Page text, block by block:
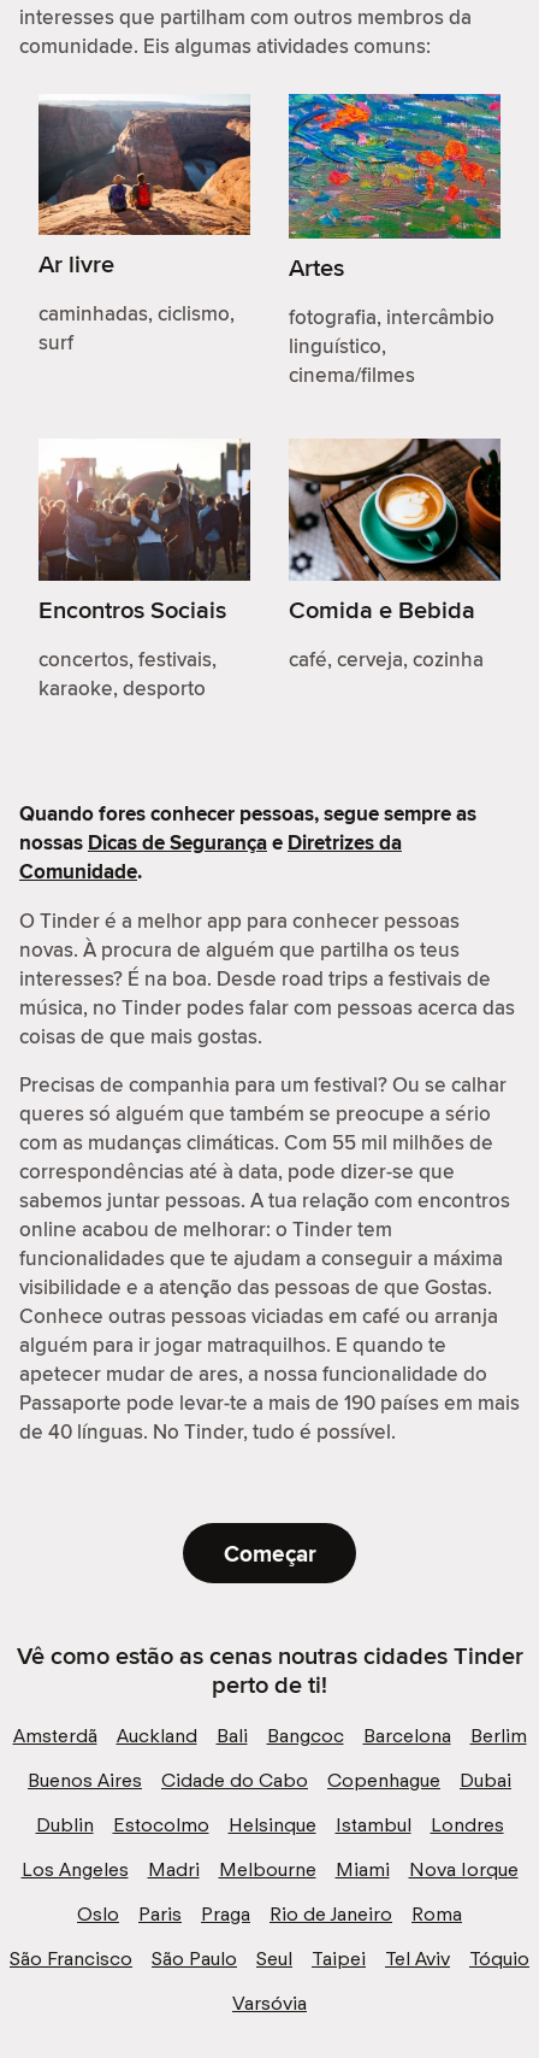
interesses que partilham com outros membros da
comunidade. Eis algumas atividades comuns:
Ar livre
caminhadas, ciclismo,
surf
Artes
fotografia, intercâmbio
linguístico,
cinema/filmes
Encontros Sociais
concertos, festivais,
karaoke, desporto
Comida e Bebida
café, cerveja, cozinha
Quando fores conhecer pessoas, segue sempre as
nossas Dicas de Segurançae Diretrizes da
Comunidade.
O Tinder é a melhor app para conhecer pessoas
novas. À procura de alguém que partilha os teus
interesses? É na boa. Desde road trips a festivais de
música, no Tinder podes falar com pessoas acerca das
coisas de que mais gostas.
Precisas de companhia para um festival? Ou se calhar
queres só alguém que também se preocupe a sério
com as mudanças climáticas. Com 55 mil milhões de
correspondências até à data, pode dizer-se que
sabemos juntar pessoas. A tua relação com encontros
online acabou de melhorar: o Tinder tem
funcionalidades que te ajudam a conseguir a máxima
visibilidade e a atenção das pessoas de que Gostas.
Conhece outras pessoas viciadas em café ou arranja
alguém para ir jogar matraquilhos. E quando te
apetecer mudar de ares, a nossa funcionalidade do
Passaporte pode levar-te a mais de 190 países em mais
de 40 línguas. No Tinder, tudo é possível.
Começar
Vê como estão as cenas noutras cidades Tinder
perto de ti!
Amsterdã Auckland Bali Bangcoc Barcelona
Berlim
Buenos Aires
Cidade do Cabo Copenhague
Dubai
Dublin
Estocolmo Helsinque Istambul
Londres
Los Angeles
Madri Melbourne Miami
Nova Iorque
Oslo
Paris Praga Rio de Janeiro
Roma
São Francisco
São Paulo Seul Taipei Tel Aviv
Tóquio
Varsóvia